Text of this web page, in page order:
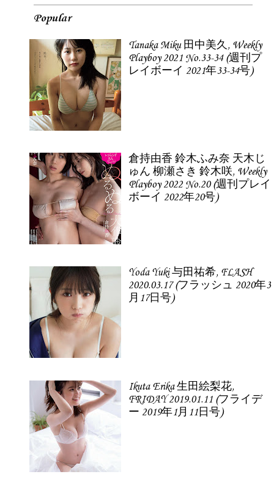
Popular
Tanaka Miku 田中美久, Weekly
Playboy 2021 No.33-34 (週刊プ
レイボーイ 2021年33-34号)
倉持由香 鈴木ふみ奈 天木じ
ゅん 柳瀬さき 鈴木咲, Weekly
Playboy 2022 No.20 (週刊プレイ
ボーイ 2022年20号)
Yoda Yuki 与田祐希, FLASH
2020.03.17 (フラッシュ 2020年3
月17日号)
Ikuta Erika 生田絵梨花,
FRIDAY 2019.01.11 (フライデ
ー 2019年1月11日号)